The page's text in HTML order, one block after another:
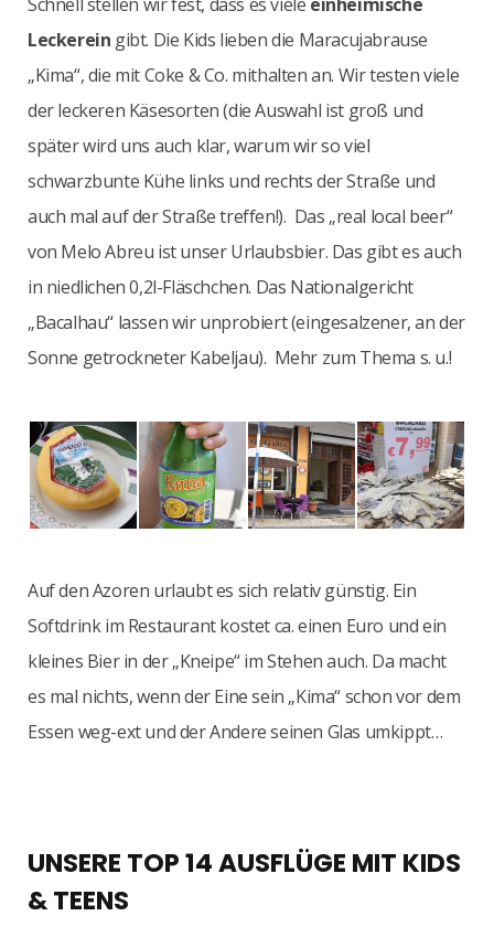
Leckerein gibt. Die Kids lieben die Maracujabrause
„Kima“, die mit Coke & Co. mithalten an. Wir testen viele
der leckeren Käsesorten (die Auswahl ist groß und
später wird uns auch klar, warum wir so viel
schwarzbunte Kühe links und rechts der Straße und
auch mal auf der Straße treffen!). Das „real local beer“
von Melo Abreu ist unser Urlaubsbier. Das gibt es auch
in niedlichen 0,2l-Fläschchen. Das Nationalgericht
„Bacalhau“ lassen wir unprobiert (eingesalzener, an der
Sonne getrockneter Kabeljau). Mehr zum Thema s. u.!
Auf den Azoren urlaubt es sich relativ günstig. Ein
Softdrink im Restaurant kostet ca. einen Euro und ein
kleines Bier in der „Kneipe“ im Stehen auch. Da macht
es mal nichts, wenn der Eine sein „Kima“ schon vor dem
Essen weg-ext und der Andere seinen Glas umkippt…
UNSERE TOP 14 AUSFLÜGE MIT KIDS
& TEENS